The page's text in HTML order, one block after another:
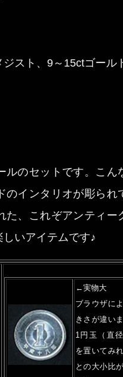
スト、9～15ctゴール
のセットです。こん
のインタリオが彫られ
た、これぞアンティー
いアイテムです♪
←実物大
ブラウザに
きさが違いま
1円玉（直径
を置いてみ
との大小比